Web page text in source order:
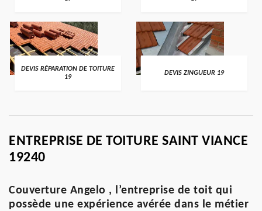
DEVIS RÉPARATION DE TOITURE
19
DEVIS ZINGUEUR 19
ENTREPRISE DE TOITURE SAINT VIANCE
19240
Couverture Angelo , l’entreprise de toit qui
possède une expérience avérée dans le métier